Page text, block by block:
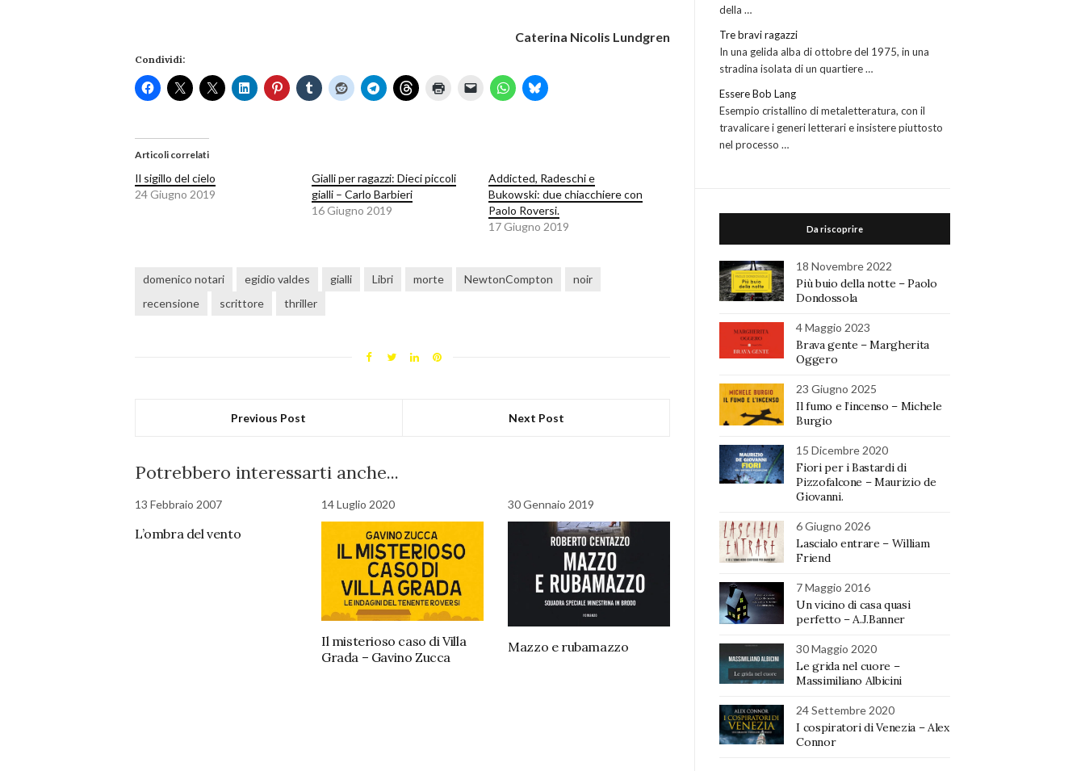
Caterina Nicolis Lundgren
Condividi:
Articoli correlati
Il sigillo del cielo
24 Giugno 2019
Gialli per ragazzi: Dieci piccoli
gialli – Carlo Barbieri
16 Giugno 2019
Addicted, Radeschi e
Bukowski: due chiacchiere con
Paolo Roversi.
17 Giugno 2019
domenico notari egidio valdes gialli Libri morte NewtonCompton
noir
recensione
scrittore thriller
Previous Post Next Post
Potrebbero interessarti anche...
13 Febbraio 2007
L’ombra del vento
14 Luglio 2020
Il misterioso caso di Villa
Grada – Gavino Zucca
30 Gennaio 2019
Mazzo e rubamazzo
della …
Tre bravi ragazzi
In una gelida alba di ottobre del 1975, in una
stradina isolata di un quartiere …
Essere Bob Lang
Esempio cristallino di metaletteratura, con il
travalicare i generi letterari e insistere piuttosto
nel processo …
Da riscoprire
18 Novembre 2022
Più buio della notte – Paolo
Dondossola
4 Maggio 2023
Brava gente – Margherita
Oggero
23 Giugno 2025
Il fumo e l’incenso – Michele
Burgio
15 Dicembre 2020
Fiori per i Bastardi di
Pizzofalcone – Maurizio de
Giovanni.
6 Giugno 2026
Lascialo entrare – William
Friend
7 Maggio 2016
Un vicino di casa quasi
perfetto – A.J.Banner
30 Maggio 2020
Le grida nel cuore –
Massimiliano Albicini
24 Settembre 2020
I cospiratori di Venezia – Alex
Connor